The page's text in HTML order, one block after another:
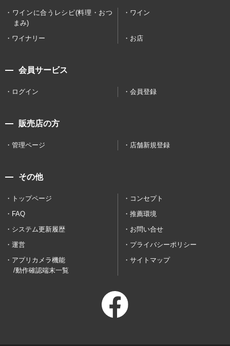
ワインに合うレシピ(料理・おつ
まみ)
ワイン
ワイナリー お店
会員サービス
ログイン 会員登録
販売店の方
管理ページ 店舗新規登録
その他
トップページ
コンセプト
FAQ
推薦環境
システム更新履歴
お問い合せ
運営
プライバシーポリシー
アプリカメラ機能
/動作確認端末一覧
サイトマップ